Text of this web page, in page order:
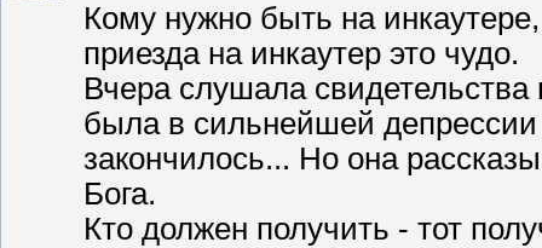
Кому нужно быть на
приезда на инкаутер это чудо.
Вчера слушала
была в сильнейшей
закончилось... Но она
Бога.
Кто должен получить - тот